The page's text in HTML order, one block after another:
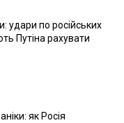
удари по російських
Путіна рахувати
як Росія